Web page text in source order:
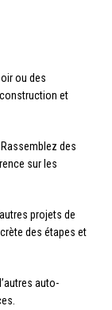
ou des
et
Rassemblez des
sur les
projets de
des étapes et
auto-